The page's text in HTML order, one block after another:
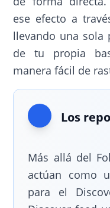
ese efecto a
llevando una sola
de tu propia
manera fácil de
Los
Más allá del
actúan como
para el